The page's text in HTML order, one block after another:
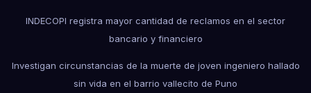
INDECOPI registra mayor cantidad de reclamos en el sector
bancario y financiero
Investigan circunstancias de la muerte de joven ingeniero hallado
sin vida en el barrio vallecito de Puno